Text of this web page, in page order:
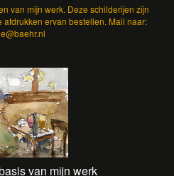
van mijn werk. Deze schilderijen zijn
afdrukken ervan bestellen. Mail naar:
van mijn werk